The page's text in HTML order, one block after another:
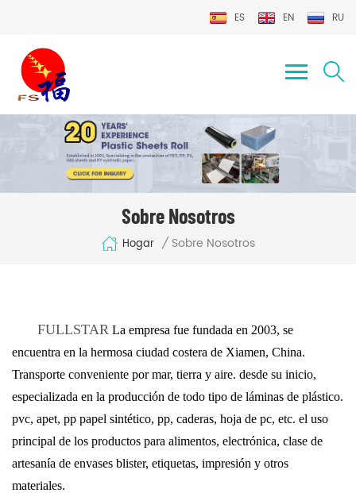
ES EN RU
Sobre Nosotros
Hogar / Sobre Nosotros
FULLSTAR La empresa fue fundada en 2003, se
encuentra en la hermosa ciudad costera de Xiamen, China.
Transporte conveniente por mar, tierra y aire. desde su inicio,
especializada en la producción de todo tipo de láminas de plástico.
pvc, apet, pp papel sintético, pp, caderas, hoja de pc, etc. el uso
principal de los productos para alimentos, electrónica, clase de
artesanía de envases blister, etiquetas, impresión y otros
materiales.